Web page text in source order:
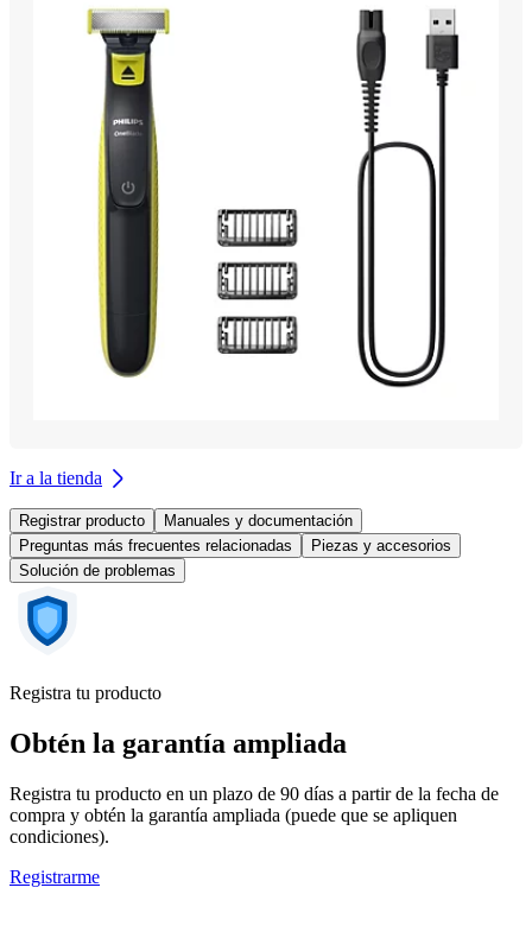
Ir a la tienda
Registrar producto
Manuales y documentación
Preguntas más frecuentes relacionadas
Piezas y accesorios
Solución de problemas
Registra tu producto
Obtén la garantía ampliada
Registra tu producto en un plazo de 90 días a partir de la fecha de
compra y obtén la garantía ampliada (puede que se apliquen
condiciones).
Registrarme